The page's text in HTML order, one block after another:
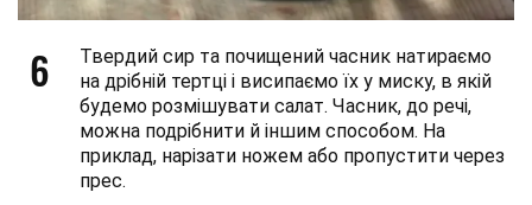
6
Твердий сир та почищений часник натираємо
на дрібній тертці і висипаємо їх у миску, в якій
будемо розмішувати салат. Часник, до речі,
можна подрібнити й іншим способом. На
приклад, нарізати ножем або пропустити через
прес.